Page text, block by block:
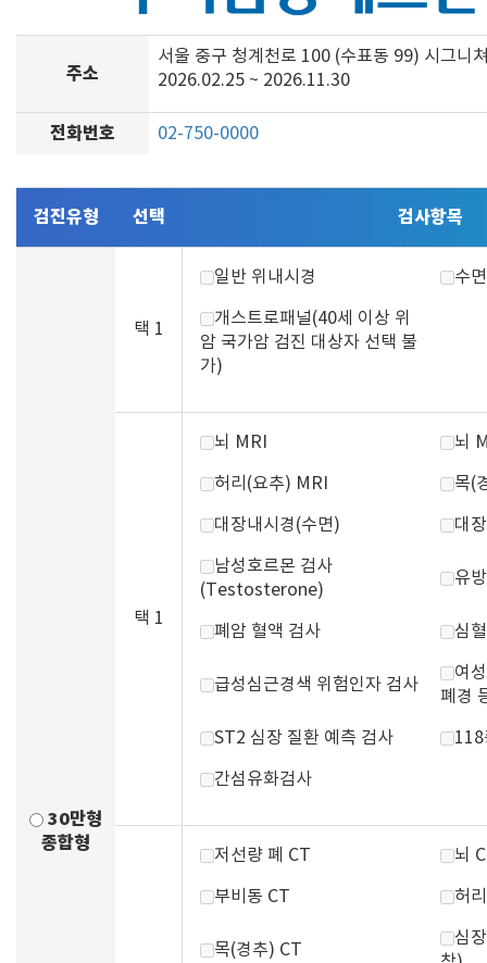
주소
서울 중구 청계천로 100 (수표동 99) 시그니
2026.02.25 ~ 2026.11.30
전화번호 02-750-0000
검진유형 선택 검사항목
30만형
종합형
택 1
일반 위내시경 수
개스트로패널(40세 이상 위
암 국가암 검진 대상자 선택 불
가)
택 1
뇌 MRI 뇌
허리(요추) MRI 목(
대장내시경(수면) 대
남성호르몬 검사
(Testosterone)
유
폐암 혈액 검사 심
급성심근경색 위험인자 검사
여
폐경
ST2 심장 질환 예측 검사 118
간섬유화검사
저선량 폐 CT 뇌
부비동 CT 허
목(경추) CT
심